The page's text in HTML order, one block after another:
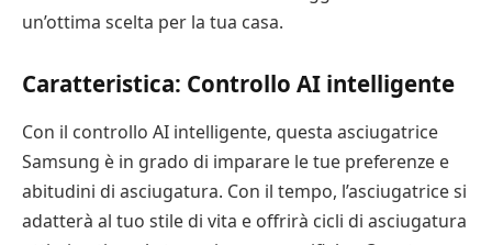
un’ottima scelta per la tua casa.
Caratteristica: Controllo AI intelligente
Con il controllo AI intelligente, questa asciugatrice
Samsung è in grado di imparare le tue preferenze e
abitudini di asciugatura. Con il tempo, l’asciugatrice si
adatterà al tuo stile di vita e offrirà cicli di asciugatura